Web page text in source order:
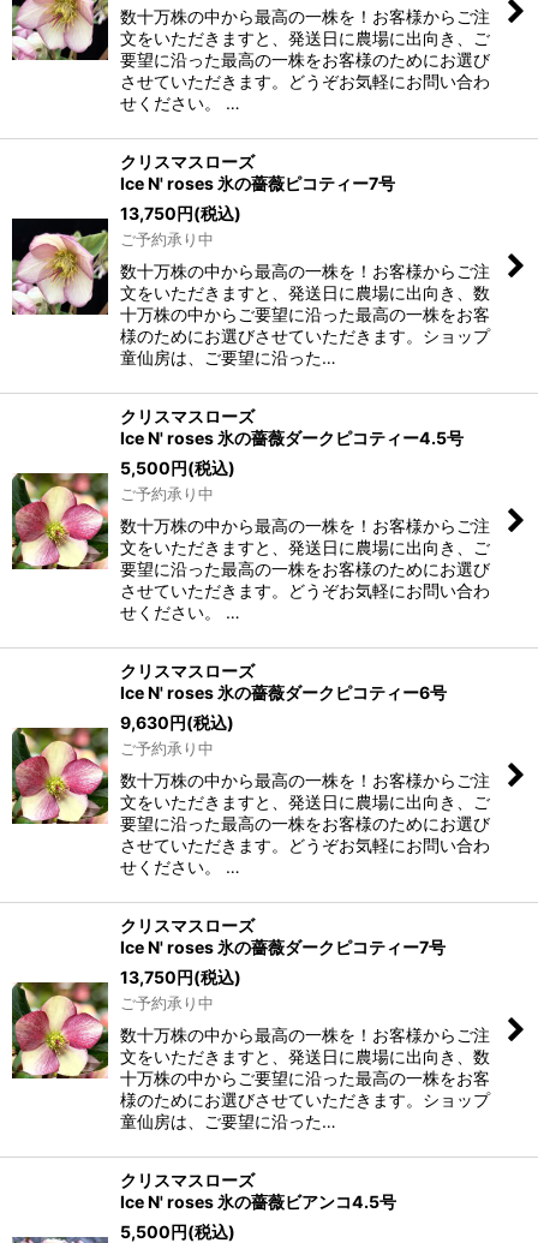
数十万株の中から最高の一株を！お客様からご注
文をいただきますと、発送日に農場に出向き、ご
要望に沿った最高の一株をお客様のためにお選び
させていただきます。どうぞお気軽にお問い合わ
せください。 …
クリスマスローズ
Ice N' roses 氷の薔薇ピコティー7号
13,750円(税込)
ご予約承り中
数十万株の中から最高の一株を！お客様からご注
文をいただきますと、発送日に農場に出向き、数
十万株の中からご要望に沿った最高の一株をお客
様のためにお選びさせていただきます。ショップ
童仙房は、ご要望に沿った…
クリスマスローズ
Ice N' roses 氷の薔薇ダークピコティー4.5号
5,500円(税込)
ご予約承り中
数十万株の中から最高の一株を！お客様からご注
文をいただきますと、発送日に農場に出向き、ご
要望に沿った最高の一株をお客様のためにお選び
させていただきます。どうぞお気軽にお問い合わ
せください。 …
クリスマスローズ
Ice N' roses 氷の薔薇ダークピコティー6号
9,630円(税込)
ご予約承り中
数十万株の中から最高の一株を！お客様からご注
文をいただきますと、発送日に農場に出向き、ご
要望に沿った最高の一株をお客様のためにお選び
させていただきます。どうぞお気軽にお問い合わ
せください。 …
クリスマスローズ
Ice N' roses 氷の薔薇ダークピコティー7号
13,750円(税込)
ご予約承り中
数十万株の中から最高の一株を！お客様からご注
文をいただきますと、発送日に農場に出向き、数
十万株の中からご要望に沿った最高の一株をお客
様のためにお選びさせていただきます。ショップ
童仙房は、ご要望に沿った…
クリスマスローズ
Ice N' roses 氷の薔薇ビアンコ4.5号
5,500円(税込)